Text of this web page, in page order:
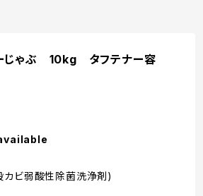
ーじゃぶ 10kg タフテナー容
カビ弱酸性除菌洗浄剤)